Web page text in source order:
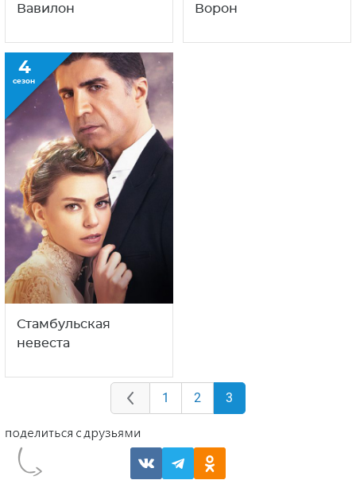
Вавилон Ворон
4
сезон
Стамбульская
невеста
1 2 3